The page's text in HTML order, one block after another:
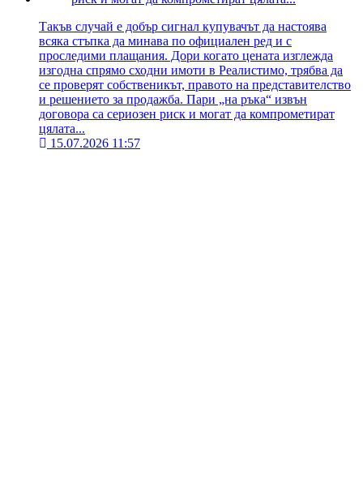
Такъв случай е добър сигнал купувачът да настоява
всяка стъпка да минава по официален ред и с
проследими плащания. Дори когато цената изглежда
изгодна спрямо сходни имоти в Реалистимо, трябва да
се проверят собственикът, правото на представителство
и решението за продажба. Пари „на ръка“ извън
договора са сериозен риск и могат да компрометират
цялата...
15.07.2026 11:57